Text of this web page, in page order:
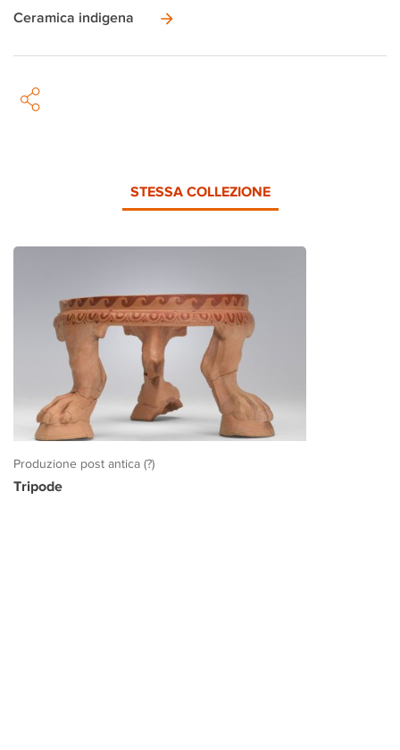
Ceramica indigena
STESSA COLLEZIONE
Produzione post antica (?)
Tripode